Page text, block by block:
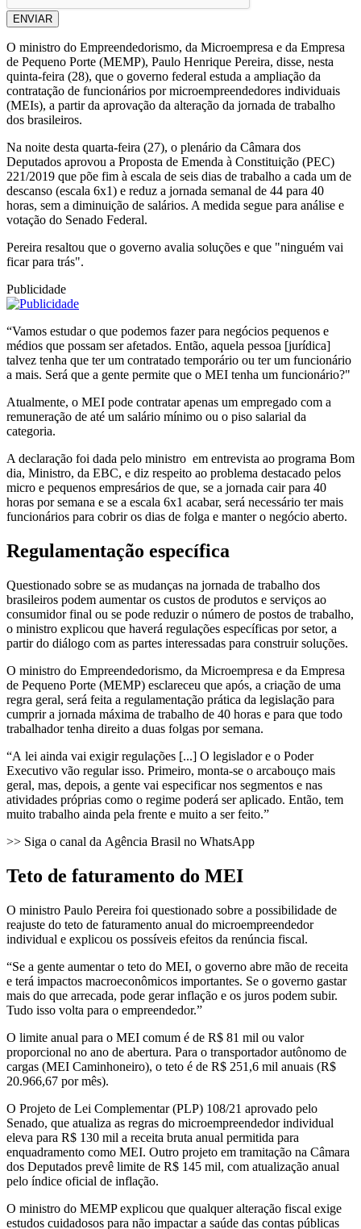
ENVIAR
O ministro do Empreendedorismo, da Microempresa e da Empresa
de Pequeno Porte (MEMP), Paulo Henrique Pereira, disse, nesta
quinta-feira (28), que o governo federal estuda a ampliação da
contratação de funcionários por microempreendedores individuais
(MEIs), a partir da aprovação da alteração da jornada de trabalho
dos brasileiros.
Na noite desta quarta-feira (27), o plenário da Câmara dos
Deputados aprovou a Proposta de Emenda à Constituição (PEC)
221/2019 que põe fim à escala de seis dias de trabalho a cada um de
descanso (escala 6x1) e reduz a jornada semanal de 44 para 40
horas, sem a diminuição de salários. A medida segue para análise e
votação do Senado Federal.
Pereira resaltou que o governo avalia soluções e que "ninguém vai
ficar para trás".
Publicidade
“Vamos estudar o que podemos fazer para negócios pequenos e
médios que possam ser afetados. Então, aquela pessoa [jurídica]
talvez tenha que ter um contratado temporário ou ter um funcionário
a mais. Será que a gente permite que o MEI tenha um funcionário?"
Atualmente, o MEI pode contratar apenas um empregado com a
remuneração de até um salário mínimo ou o piso salarial da
categoria.
A declaração foi dada pelo ministro em entrevista ao programa Bom
dia, Ministro, da EBC, e diz respeito ao problema destacado pelos
micro e pequenos empresários de que, se a jornada cair para 40
horas por semana e se a escala 6x1 acabar, será necessário ter mais
funcionários para cobrir os dias de folga e manter o negócio aberto.
Regulamentação específica
Questionado sobre se as mudanças na jornada de trabalho dos
brasileiros podem aumentar os custos de produtos e serviços ao
consumidor final ou se pode reduzir o número de postos de trabalho,
o ministro explicou que haverá regulações específicas por setor, a
partir do diálogo com as partes interessadas para construir soluções.
O ministro do Empreendedorismo, da Microempresa e da Empresa
de Pequeno Porte (MEMP) esclareceu que após, a criação de uma
regra geral, será feita a regulamentação prática da legislação para
cumprir a jornada máxima de trabalho de 40 horas e para que todo
trabalhador tenha direito a duas folgas por semana.
“A lei ainda vai exigir regulações [...] O legislador e o Poder
Executivo vão regular isso. Primeiro, monta-se o arcabouço mais
geral, mas, depois, a gente vai especificar nos segmentos e nas
atividades próprias como o regime poderá ser aplicado. Então, tem
muito trabalho ainda pela frente e muito a ser feito.”
>> Siga o canal da Agência Brasil no WhatsApp
Teto de faturamento do MEI
O ministro Paulo Pereira foi questionado sobre a possibilidade de
reajuste do teto de faturamento anual do microempreendedor
individual e explicou os possíveis efeitos da renúncia fiscal.
“Se a gente aumentar o teto do MEI, o governo abre mão de receita
e terá impactos macroeconômicos importantes. Se o governo gastar
mais do que arrecada, pode gerar inflação e os juros podem subir.
Tudo isso volta para o empreendedor.”
O limite anual para o MEI comum é de R$ 81 mil ou valor
proporcional no ano de abertura. Para o transportador autônomo de
cargas (MEI Caminhoneiro), o teto é de R$ 251,6 mil anuais (R$
20.966,67 por mês).
O Projeto de Lei Complementar (PLP) 108/21 aprovado pelo
Senado, que atualiza as regras do microempreendedor individual
eleva para R$ 130 mil a receita bruta anual permitida para
enquadramento como MEI. Outro projeto em tramitação na Câmara
dos Deputados prevê limite de R$ 145 mil, com atualização anual
pelo índice oficial de inflação.
O ministro do MEMP explicou que qualquer alteração fiscal exige
estudos cuidadosos para não impactar a saúde das contas públicas